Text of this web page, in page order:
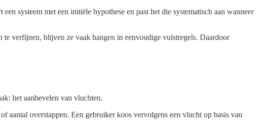
systeem met een initiële hypothese en past het die systematisch aan wanneer
verfijnen, blijven ze vaak hangen in eenvoudige vuistregels. Daardoor
het aanbevelen van vluchten.
aantal overstappen. Een gebruiker koos vervolgens een vlucht op basis van